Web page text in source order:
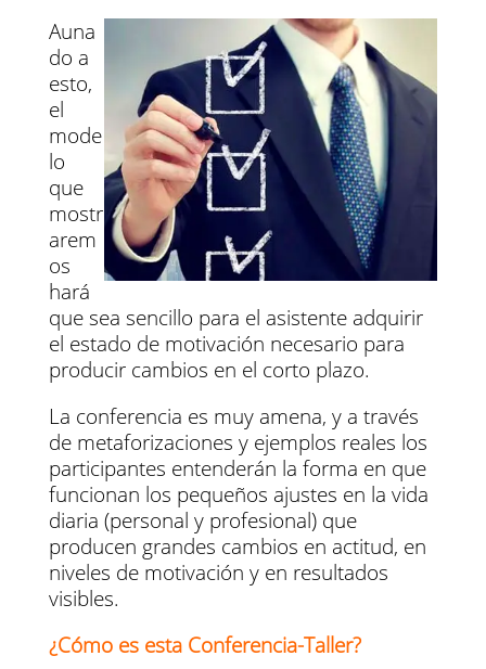
Auna
do a
esto,
el
mode
lo
que
mostr
arem
os
hará
que sea sencillo para el asistente adquirir
el estado de motivación necesario para
producir cambios en el corto plazo.
La conferencia es muy amena, y a través
de metaforizaciones y ejemplos reales los
participantes entenderán la forma en que
funcionan los pequeños ajustes en la vida
diaria (personal y profesional) que
producen grandes cambios en actitud, en
niveles de motivación y en resultados
visibles.
¿Cómo es esta Conferencia-Taller?